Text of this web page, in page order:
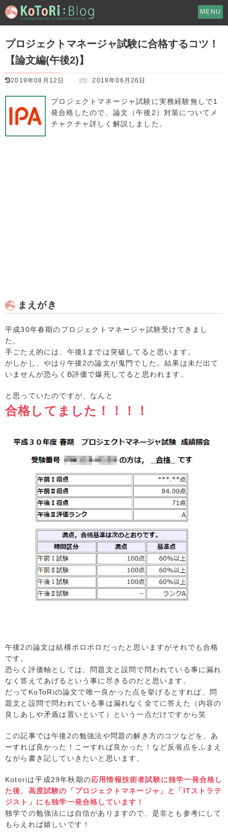
MENU
プロジェクトマネージャ試験に合格するコツ！
【論文編(午後2)】
2019年08月12日 2018年06月26日
プロジェクトマネージャ試験に実務経験無しで1
発合格したので、論文（午後2）対策についてメ
チャクチャ詳しく解説しました。
まえがき
平成30年春期のプロジェクトマネージャ試験受けてきまし
た。
手ごたえ的には、午後1までは突破してると思います。
がしかし、やはり午後2の論文が鬼門でした。結果は未だ出て
いませんが恐らくB評価で爆死してると思われます。
と思っていたのですが、なんと
合格してました！！！！
午後2の論文は結構ボロボロだったと思いますがそれでも合格
です。
恐らく評価軸としては、問題文と設問で問われている事に漏れ
なく答えてあげるという事に尽きるのだと思います。
だってKoToRiの論文で唯一良かった点を挙げるとすれば、問
題文と設問で問われている事は漏れなく全てに答えた（内容の
良しあしや矛盾は置いといて）という一点だけですから笑
この記事では午後2の勉強法や問題の解き方のコツなどを、あ
ーすれば良かった！こーすれば良かった！など反省点をふまえ
ながら書き記していきたいと思います。
Kotoriは平成29年秋期の応用情報技術者試験に独学一発合格し
た後、高度試験の「プロジェクトマネージャ」と「ITストラテ
ジスト」にも独学一発合格しています！
独学での勉強法には自信がありますので、是非とも参考にして
もらえれば嬉しいです！